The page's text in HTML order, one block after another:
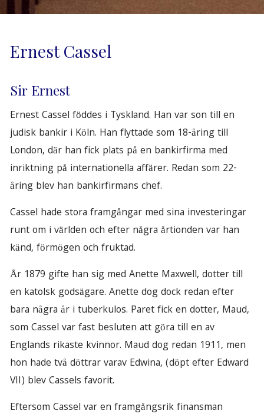
Ernest Cassel
Sir Ernest
Ernest Cassel föddes i Tyskland. Han var son till en
judisk bankir i Köln. Han flyttade som 18-åring till
London, där han fick plats på en bankirfirma med
inriktning på internationella affärer. Redan som 22-
åring blev han bankirfirmans chef.
Cassel hade stora framgångar med sina investeringar
runt om i världen och efter några årtionden var han
känd, förmögen och fruktad.
År 1879 gifte han sig med Anette Maxwell, dotter till
en katolsk godsägare. Anette dog dock redan efter
bara några år i tuberkulos. Paret fick en dotter, Maud,
som Cassel var fast besluten att göra till en av
Englands rikaste kvinnor. Maud dog redan 1911, men
hon hade två döttrar varav Edwina, (döpt efter Edward
VII) blev Cassels favorit.
Eftersom Cassel var en framgångsrik finansman